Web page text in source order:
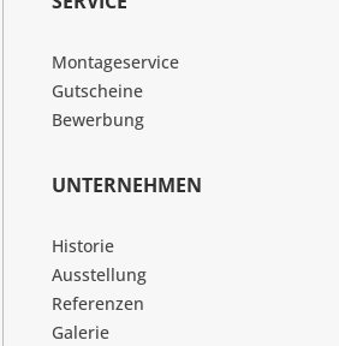
Montageservice
Gutscheine
Bewerbung
UNTERNEHMEN
Historie
Ausstellung
Referenzen
Galerie